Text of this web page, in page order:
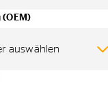
auswählen